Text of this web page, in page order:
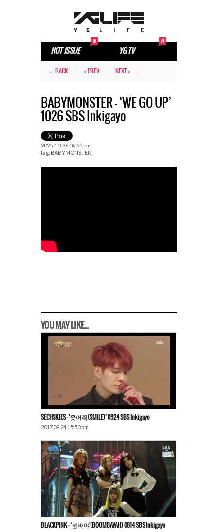
HOT ISSUE YG TV
← BACK < PREV NEXT >
BABYMONSTER – ‘WE GO UP’
1026 SBS Inkigayo
2025-10-26 04:25 pm
tag. BABYMONSTER
YOU MAY LIKE...
SECHSKIES – ‘웃어줘(SMILE)’ 0924 SBS Inkigayo
2017.09.24 15:50 pm
BLACKPINK – ‘붐바야'(BOOMBAYAH) 0814 SBS Inkigayo